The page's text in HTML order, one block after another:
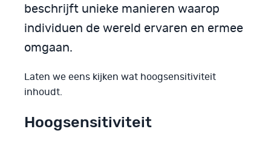
beschrijft unieke manieren waarop
individuen de wereld ervaren en ermee
omgaan.
Laten we eens kijken wat hoogsensitiviteit
inhoudt.
Hoogsensitiviteit